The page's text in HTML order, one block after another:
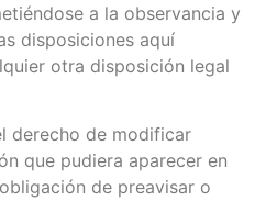
a la observancia y
disposiciones aquí
otra disposición legal
derecho de modificar
que pudiera aparecer en
de preavisar o